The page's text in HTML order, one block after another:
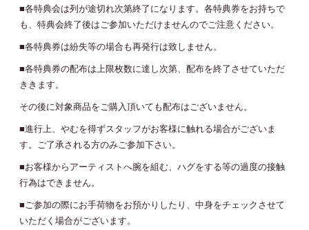
■各特典会は列が途切れ次第終了になります。各特典券をお持ちで
も、特典会終了後はご参加いただけませんのでご注意ください。
■各特典券は紛失等の場合も再発行は致しません。
■各特典券の配布は上限枚数に達し次第、配布を終了させていただ
ききます。
その後に対象商品をご購入頂いても配布はございません。
■進行上、やむを得ずスタッフがお客様に触れる場合がございま
す。ご了承される方のみご参加下さい。
■お客様からアーティストへ腕を組む、ハグをする等の過度の接触
行為はできません。
■ご参加の際にお手荷物をお預かりしたり、中身をチェックさせて
いただく場合がございます。